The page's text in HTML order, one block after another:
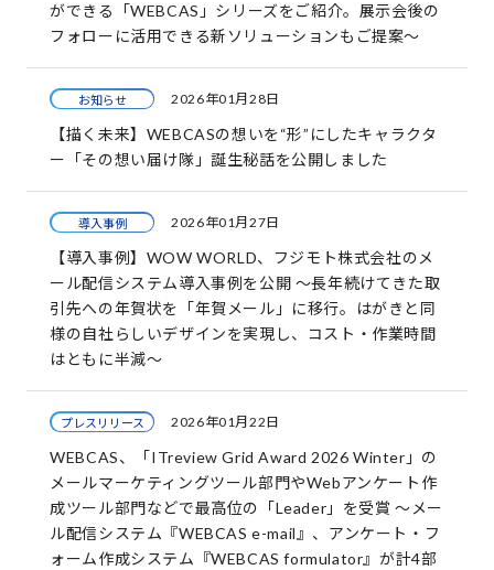
ができる「WEBCAS」シリーズをご紹介。展示会後の
フォローに活用できる新ソリューションもご提案～
お知らせ 2026年01月28日
【描く未来】WEBCASの想いを“形”にしたキャラクタ
ー「その想い届け隊」誕生秘話を公開しました
導入事例 2026年01月27日
【導入事例】WOW WORLD、フジモト株式会社のメ
ール配信システム導入事例を公開 ～長年続けてきた取
引先への年賀状を「年賀メール」に移行。はがきと同
様の自社らしいデザインを実現し、コスト・作業時間
はともに半減～
プレスリリース 2026年01月22日
WEBCAS、「ITreview Grid Award 2026 Winter」の
メールマーケティングツール部門やWebアンケート作
成ツール部門などで最高位の「Leader」を受賞 ～メー
ル配信システム『WEBCAS e-mail』、アンケート・フ
ォーム作成システム『WEBCAS formulator』が計4部